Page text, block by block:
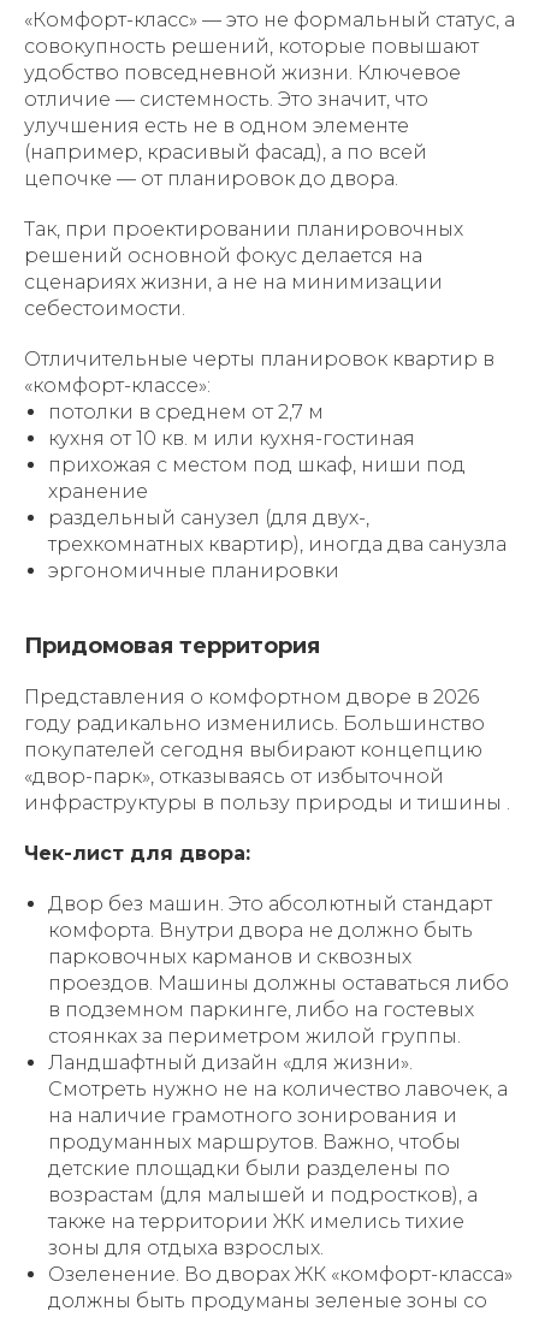
«Комфорт-класс» — это не формальный статус, а
совокупность решений, которые повышают
удобство повседневной жизни. Ключевое
отличие — системность. Это значит, что
улучшения есть не в одном элементе
(например, красивый фасад), а по всей
цепочке — от планировок до двора.
Так, при проектировании планировочных
решений основной фокус делается на
сценариях жизни, а не на минимизации
себестоимости.
Отличительные черты планировок квартир в
«комфорт-классе»:
потолки в среднем от 2,7 м
кухня от 10 кв. м или кухня-гостиная
прихожая с местом под шкаф, ниши под
хранение
раздельный санузел (для двух-,
трехкомнатных квартир), иногда два санузла
эргономичные планировки
Придомовая территория
Представления о комфортном дворе в 2026
году радикально изменились. Большинство
покупателей сегодня выбирают концепцию
«двор-парк», отказываясь от избыточной
инфраструктуры в пользу природы и тишины .
Чек-лист для двора:
Двор без машин. Это абсолютный стандарт
комфорта. Внутри двора не должно быть
парковочных карманов и сквозных
проездов. Машины должны оставаться либо
в подземном паркинге, либо на гостевых
стоянках за периметром жилой группы.
Ландшафтный дизайн «для жизни».
Смотреть нужно не на количество лавочек, а
на наличие грамотного зонирования и
продуманных маршрутов. Важно, чтобы
детские площадки были разделены по
возрастам (для малышей и подростков), а
также на территории ЖК имелись тихие
зоны для отдыха взрослых.
Озеленение. Во дворах ЖК «комфорт-класса»
должны быть продуманы зеленые зоны со